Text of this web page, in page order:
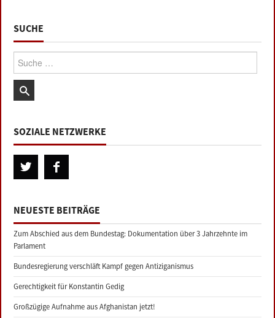
SUCHE
Suche:
SOZIALE NETZWERKE
NEUESTE BEITRÄGE
Zum Abschied aus dem Bundestag: Dokumentation über 3 Jahrzehnte im
Parlament
Bundesregierung verschläft Kampf gegen Antiziganismus
Gerechtigkeit für Konstantin Gedig
Großzügige Aufnahme aus Afghanistan jetzt!